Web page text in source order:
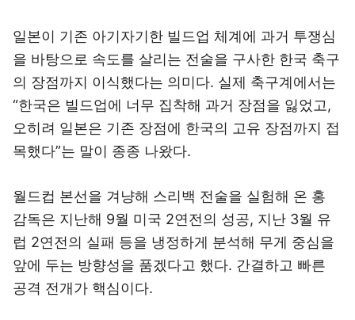
일본이 기존 아기자기한 빌드업 체계에 과거 투쟁심
을 바탕으로 속도를 살리는 전술을 구사한 한국 축구
의 장점까지 이식했다는 의미다. 실제 축구계에서는
“한국은 빌드업에 너무 집착해 과거 장점을 잃었고,
오히려 일본은 기존 장점에 한국의 고유 장점까지 접
목했다”는 말이 종종 나왔다.
월드컵 본선을 겨냥해 스리백 전술을 실험해 온 홍
감독은 지난해 9월 미국 2연전의 성공, 지난 3월 유
럽 2연전의 실패 등을 냉정하게 분석해 무게 중심을
앞에 두는 방향성을 품겠다고 했다. 간결하고 빠른
공격 전개가 핵심이다.